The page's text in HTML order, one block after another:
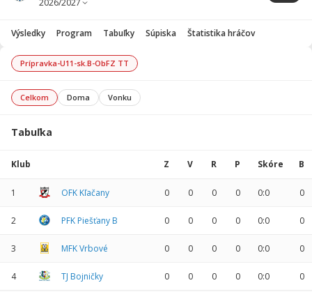
Výsledky Program Tabuľky Súpiska Štatistika hráčov
Prípravka-U11-sk.B-ObFZ TT
Celkom Doma Vonku
Tabuľka
Klub Z V R P Skóre B
1 OFK Kľačany 0 0 0 0 0:0 0
2 PFK Piešťany B 0 0 0 0 0:0 0
3 MFK Vrbové 0 0 0 0 0:0 0
4 TJ Bojničky 0 0 0 0 0:0 0